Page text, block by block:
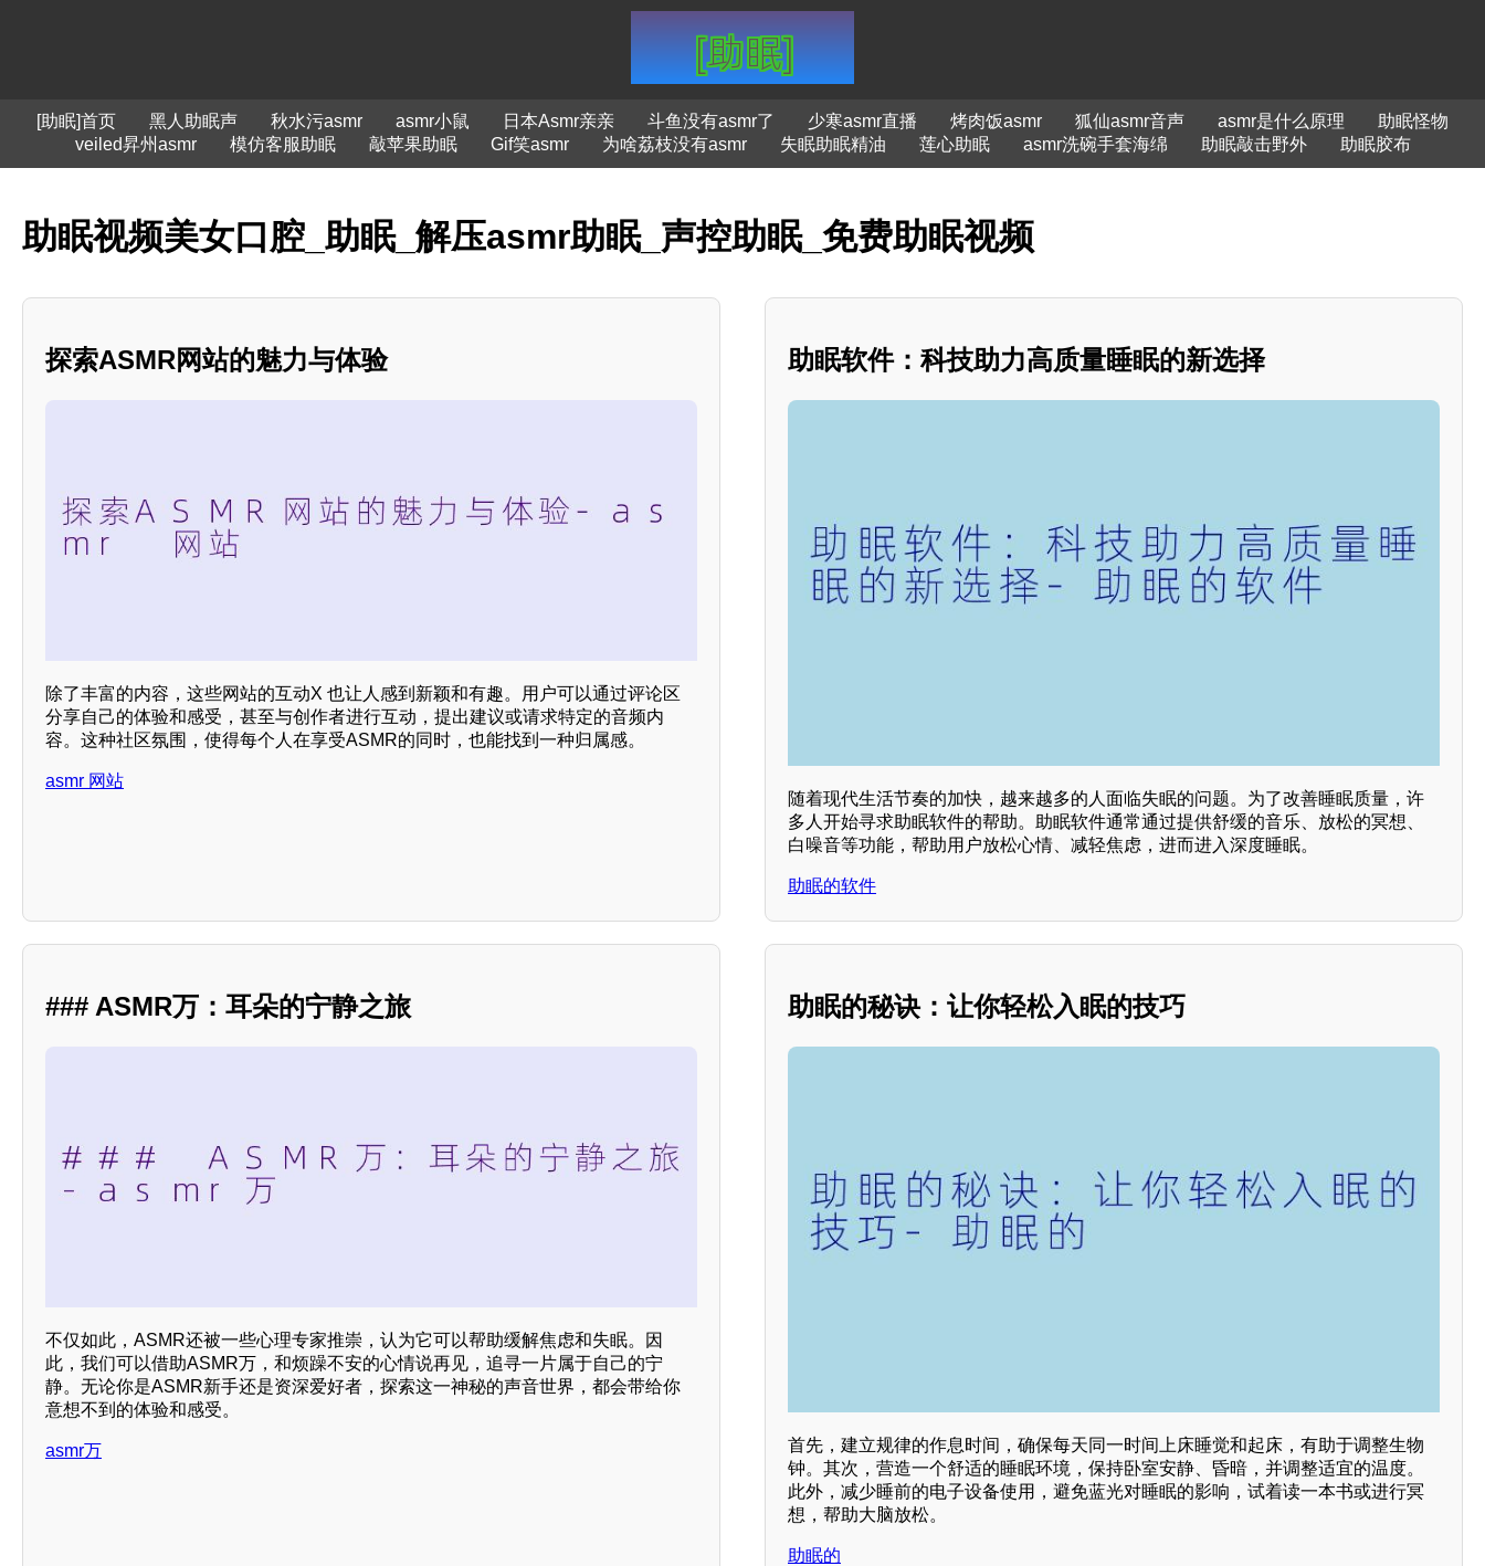
[助眠]首页 黑人助眠声 秋水污asmr asmr小鼠 日本Asmr亲亲 斗鱼没有asmr了 少寒asmr直播 烤肉饭asmr 狐仙asmr音声 asmr是什么原理
助眠怪物
veiled昇州asmr
模仿客服助眠 敲苹果助眠 Gif笑asmr 为啥荔枝没有asmr 失眠助眠精油 莲心助眠 asmr洗碗手套海绵 助眠敲击野外 助眠胶布
助眠视频美女口腔_助眠_解压asmr助眠_声控助眠_免费助眠视频
探索ASMR网站的魅力与体验
除了丰富的内容，这些网站的互动X 也让人感到新颖和有趣。用户可以通过评论区
分享自己的体验和感受，甚至与创作者进行互动，提出建议或请求特定的音频内
容。这种社区氛围，使得每个人在享受ASMR的同时，也能找到一种归属感。
asmr 网站
助眠软件：科技助力高质量睡眠的新选择
随着现代生活节奏的加快，越来越多的人面临失眠的问题。为了改善睡眠质量，许
多人开始寻求助眠软件的帮助。助眠软件通常通过提供舒缓的音乐、放松的冥想、
白噪音等功能，帮助用户放松心情、减轻焦虑，进而进入深度睡眠。
助眠的软件
### ASMR万：耳朵的宁静之旅
不仅如此，ASMR还被一些心理专家推崇，认为它可以帮助缓解焦虑和失眠。因
此，我们可以借助ASMR万，和烦躁不安的心情说再见，追寻一片属于自己的宁
静。无论你是ASMR新手还是资深爱好者，探索这一神秘的声音世界，都会带给你
意想不到的体验和感受。
asmr万
助眠的秘诀：让你轻松入眠的技巧
首先，建立规律的作息时间，确保每天同一时间上床睡觉和起床，有助于调整生物
钟。其次，营造一个舒适的睡眠环境，保持卧室安静、昏暗，并调整适宜的温度。
此外，减少睡前的电子设备使用，避免蓝光对睡眠的影响，试着读一本书或进行冥
想，帮助大脑放松。
助眠的